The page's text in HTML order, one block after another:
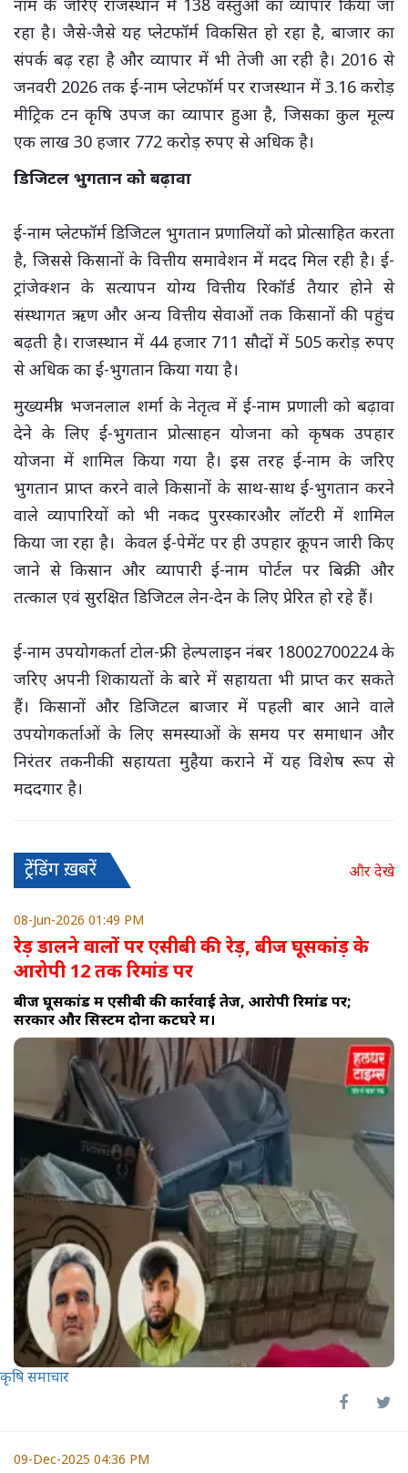
रहा है। जैसे-जैसे यह प्लेटफॉर्म विकसित हो रहा है, बाजार का
संपर्क बढ़ रहा है और व्यापार में भी तेजी आ रही है। 2016 से
जनवरी 2026 तक ई-नाम प्लेटफॉर्म पर राजस्थान में 3.16 करोड़
मीट्रिक टन कृषि उपज का व्यापार हुआ है, जिसका कुल मूल्य
एक लाख 30 हजार 772 करोड़ रुपए से अधिक है।
डिजिटल भुगतान को बढ़ावा
ई-नाम प्लेटफॉर्म डिजिटल भुगतान प्रणालियों को प्रोत्साहित करता
है, जिससे किसानों के वित्तीय समावेशन में मदद मिल रही है। ई-
ट्रांजेक्शन के सत्यापन योग्य वित्तीय रिकॉर्ड तैयार होने से
संस्थागत ऋण और अन्य वित्तीय सेवाओं तक किसानों की पहुंच
बढ़ती है। राजस्थान में 44 हजार 711 सौदों में 505 करोड़ रुपए
से अधिक का ई-भुगतान किया गया है।
मुख्यमंत्री भजनलाल शर्मा के नेतृत्व में ई-नाम प्रणाली को बढ़ावा
देने के लिए ई-भुगतान प्रोत्साहन योजना को कृषक उपहार
योजना में शामिल किया गया है। इस तरह ई-नाम के जरिए
भुगतान प्राप्त करने वाले किसानों के साथ-साथ ई-भुगतान करने
वाले व्यापारियों को भी नकद पुरस्कारऔर लॉटरी में शामिल
किया जा रहा है। केवल ई-पेमेंट पर ही उपहार कूपन जारी किए
जाने से किसान और व्यापारी ई-नाम पोर्टल पर बिक्री और
तत्काल एवं सुरक्षित डिजिटल लेन-देन के लिए प्रेरित हो रहे हैं।
ई-नाम उपयोगकर्ता टोल-फ्री हेल्पलाइन नंबर 18002700224 के
जरिए अपनी शिकायतों के बारे में सहायता भी प्राप्त कर सकते
हैं। किसानों और डिजिटल बाजार में पहली बार आने वाले
उपयोगकर्ताओं के लिए समस्याओं के समय पर समाधान और
निरंतर तकनीकी सहायता मुहैया कराने में यह विशेष रूप से
मददगार है।
ट्रेंडिंग ख़बरें और देखे
08-Jun-2026 01:49 PM
रेड़ डालने वालों पर एसीबी की रेड़, बीज घूसकांड़ के
आरोपी 12 तक रिमांड पर
बीज घूसकांड में एसीबी की कार्रवाई तेज, आरोपी रिमांड पर;
सरकार और सिस्टम दोनों कटघरे में।
कृषि समाचार
09-Dec-2025 04:36 PM